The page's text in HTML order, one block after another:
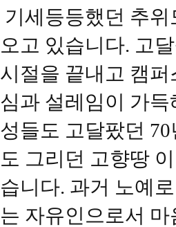
기세등등했던 추
오고 있습니다. 고
시절을 끝내고 캠
심과 설레임이 가
성들도 고달팠던
도 그리던 고향땅
습니다. 과거 노예
는 자유인으로서